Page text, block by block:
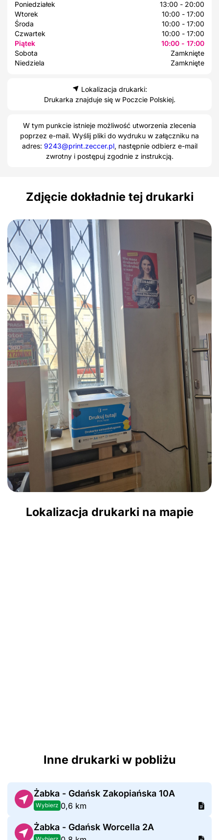
Poniedziałek
13:00 - 20:00
Wtorek
10:00 - 17:00
Środa
10:00 - 17:00
Czwartek
10:00 - 17:00
Piątek
10:00 - 17:00
Sobota
Zamknięte
Niedziela
Zamknięte
Lokalizacja drukarki:
Drukarka znajduje się w Poczcie Polskiej.
W tym punkcie istnieje możliwość utworzenia zlecenia
poprzez e-mail. Wyślij pliki do wydruku w załączniku na
adres: 9243@print.zeccer.pl, następnie odbierz e-mail
zwrotny i postępuj zgodnie z instrukcją.
Zdjęcie dokładnie tej drukarki
Lokalizacja drukarki na mapie
Inne drukarki w pobliżu
Żabka - Gdańsk Zakopiańska 10A
Wybierz 0,6 km
Żabka - Gdańsk Worcella 2A